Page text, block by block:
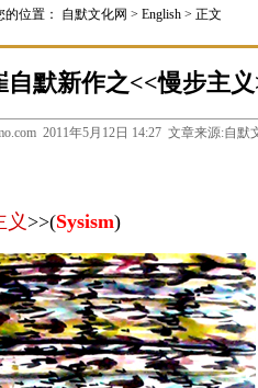
的位置： 自默文化网 > English > 正文
自默新作之<<慢步主义
2011年5月12日 14:27 文章来源:自
义 >>(Sysism)